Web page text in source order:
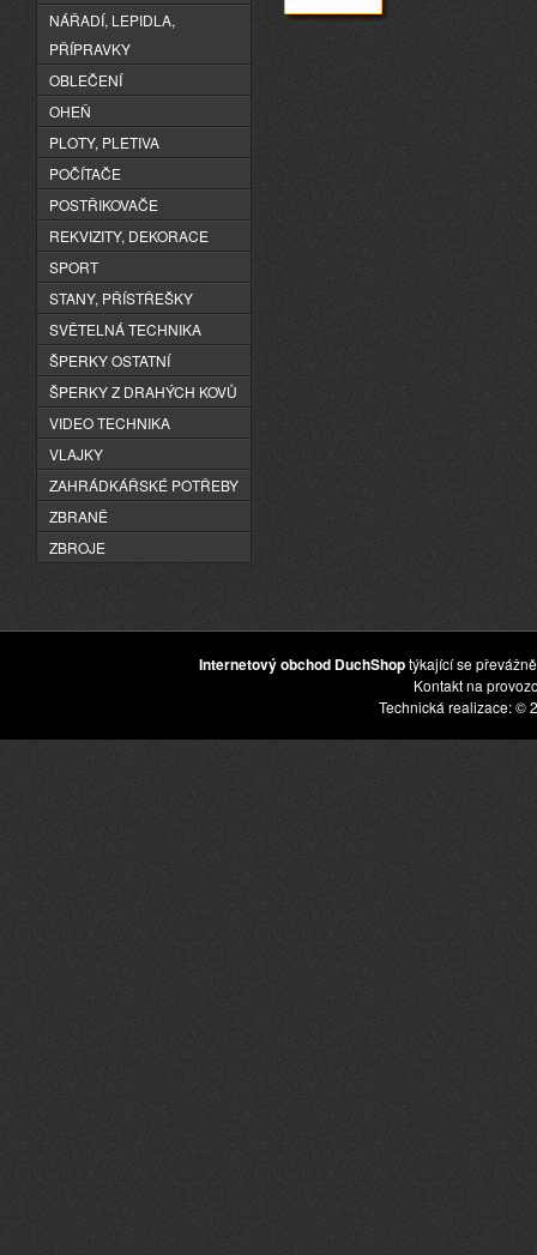
NÁŘADÍ, LEPIDLA,
PŘÍPRAVKY
OBLEČENÍ
OHEŇ
PLOTY, PLETIVA
POČÍTAČE
POSTŘIKOVAČE
REKVIZITY, DEKORACE
SPORT
STANY, PŘÍSTŘEŠKY
SVĚTELNÁ TECHNIKA
ŠPERKY OSTATNÍ
ŠPERKY Z DRAHÝCH KOVŮ
VIDEO TECHNIKA
VLAJKY
ZAHRÁDKÁŘSKÉ POTŘEBY
ZBRANĚ
ZBROJE
Internetový obchod DuchShoptýkající se
Kontakt na
Technická realizace: ©